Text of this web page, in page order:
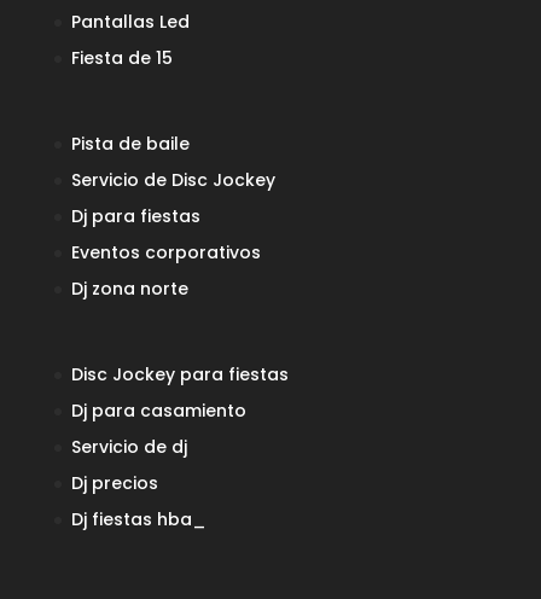
Pantallas Led
Fiesta de 15
Pista de baile
Servicio de Disc Jockey
Dj para fiestas
Eventos corporativos
Dj zona norte
Disc Jockey para fiestas
Dj para casamiento
Servicio de dj
Dj precios
Dj fiestas hba_